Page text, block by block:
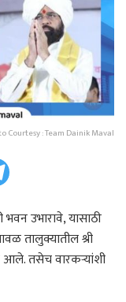
Courtesy : Team Dainik Maval
उभारावे, यासाठी
तालुक्यातील श्री
आले. तसेच वारकऱ्यांशी